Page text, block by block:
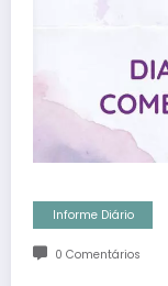
Informe Diário
0 Comentários